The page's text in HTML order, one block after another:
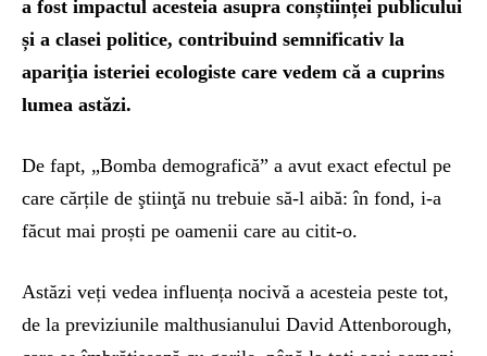
a fost impactul acesteia asupra conștiinței publicului
și a clasei politice, contribuind semnificativ la
apariţia isteriei ecologiste care vedem că a cuprins
lumea astăzi.
De fapt, „Bomba demografică” a avut exact efectul pe
care cărțile de ştiinţă nu trebuie să-l aibă: în fond, i-a
făcut mai proști pe oamenii care au citit-o.
Astăzi veți vedea influența nocivă a acesteia peste tot,
de la previziunile malthusianului David Attenborough,